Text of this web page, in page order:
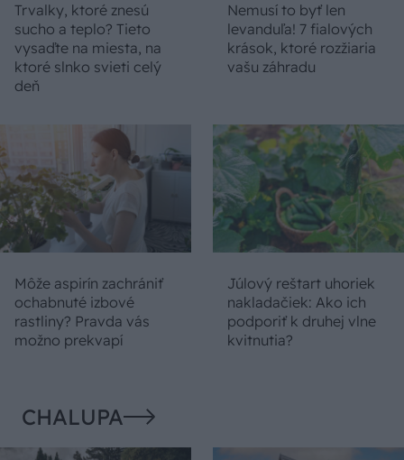
Trvalky, ktoré znesú
sucho a teplo? Tieto
vysaďte na miesta, na
ktoré slnko svieti celý
deň
Nemusí to byť len
levanduľa! 7 fialových
krások, ktoré rozžiaria
vašu záhradu
Môže aspirín zachrániť
ochabnuté izbové
rastliny? Pravda vás
možno prekvapí
Júlový reštart uhoriek
nakladačiek: Ako ich
podporiť k druhej vlne
kvitnutia?
CHALUPA